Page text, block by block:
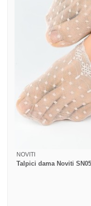
NOVITI
Talpici dama Noviti